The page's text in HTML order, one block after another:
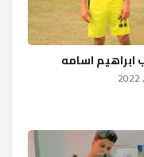
ابراهيم اسامه